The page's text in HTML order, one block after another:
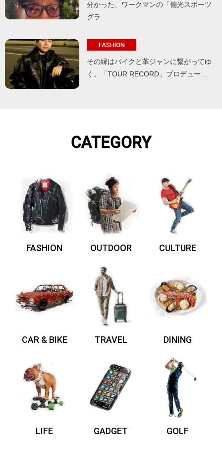
分かった、ワークマンの「偏光スポーツ
グラ…
FASHION
その縁はバイクと革ジャンに繋がってゆ
く。「TOUR RECORD」プロデュー…
CATEGORY
FASHION OUTDOOR CULTURE
CAR & BIKE TRAVEL DINING
LIFE GADGET GOLF